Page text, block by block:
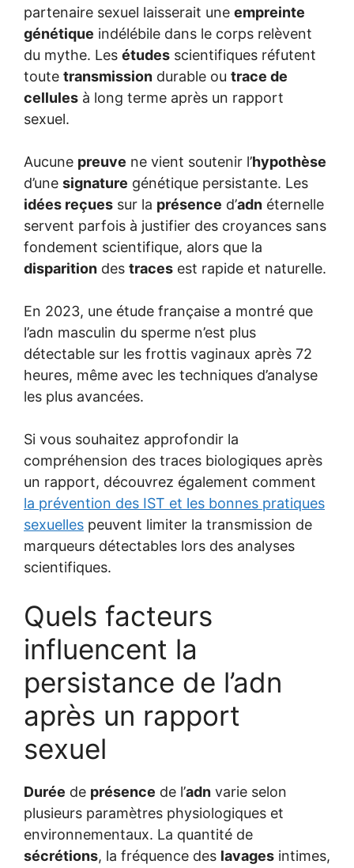
partenaire sexuel laisserait une empreinte
génétique indélébile dans le corps relèvent
du mythe. Les études scientifiques réfutent
toute transmission durable ou trace de
cellules à long terme après un rapport
sexuel.
Aucune preuve ne vient soutenir l’hypothèse
d’une signature génétique persistante. Les
idées reçues sur la présence d’adn éternelle
servent parfois à justifier des croyances sans
fondement scientifique, alors que la
disparition des traces est rapide et naturelle.
En 2023, une étude française a montré que
l’adn masculin du sperme n’est plus
détectable sur les frottis vaginaux après 72
heures, même avec les techniques d’analyse
les plus avancées.
Si vous souhaitez approfondir la
compréhension des traces biologiques après
un rapport, découvrez également comment
la prévention des IST et les bonnes pratiques
sexuelles peuvent limiter la transmission de
marqueurs détectables lors des analyses
scientifiques.
Quels facteurs
influencent la
persistance de l’adn
après un rapport
sexuel
Durée de présence de l’adn varie selon
plusieurs paramètres physiologiques et
environnementaux. La quantité de
sécrétions, la fréquence des lavages intimes,